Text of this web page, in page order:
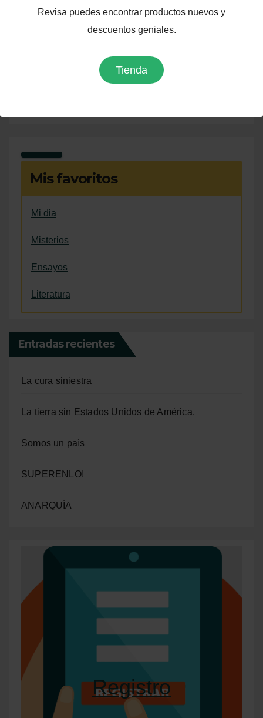
Revisa puedes encontrar productos nuevos y
descuentos geniales.
Tienda
Mis favoritos
Mi dia
Misterios
Ensayos
Literatura
Entradas recientes
La cura siniestra
La tierra sin Estados Unidos de América.
Somos un paìs
SUPERENLO!
ANARQUÍA
Registro